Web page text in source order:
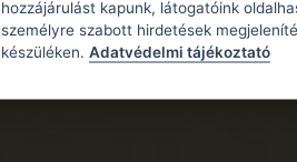
hozzájárulást kapunk, látogatóink
személyre szabott hirdetések
készüléken. Adatvédelmi tájékoztató